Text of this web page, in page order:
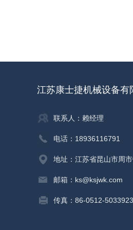
江苏康士捷机械设备有
联系人：赖经理
电话：18936116791
地址：江苏省昆山市周
邮箱：ks@ksjwk.com
传真：86-0512-